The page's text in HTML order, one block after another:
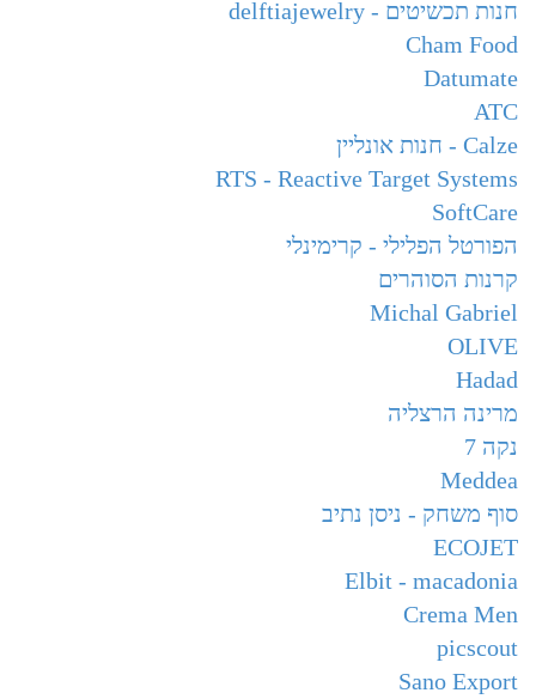
חנות תכשיטים - delftiajewelry
Cham Food
Datumate
ATC
Calze - חנות אונליין
RTS - Reactive Target Systems
SoftCare
הפורטל הפלילי - קרימינלי
קרנות הסוהרים
Michal Gabriel
OLIVE
Hadad
מרינה הרצליה
נקה 7
Meddea
סוף משחק - ניסן נתיב
ECOJET
Elbit - macadonia
Crema Men
picscout
Sano Export